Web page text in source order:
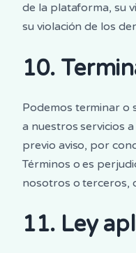
de la plataforma, su
su violación de los
10.
Podemos terminar o
a nuestros servicios
previo aviso, por
Términos o es
nosotros o terceros,
11. Ley